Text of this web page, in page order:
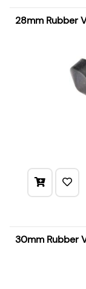
28mm Rubber
30mm Rubber